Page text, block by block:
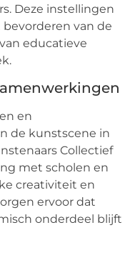
Deze instellingen
van de
educatieve
en
de kunstscene in
Collectief
met scholen en
creativiteit en
ervoor dat
onderdeel blijft